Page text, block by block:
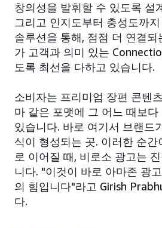
창의성을 발휘할 수 있도록 설
그리고 인지도부터 충성도까
솔루션을 통해, 점점 더 연결되
가 고객과 의미 있는
도록 최선을 다하고 있습니다.
소비자는 프리미엄 장편 콘텐
마 같은 포맷에 그 어느 때보다
있습니다. 바로 여기서 브랜드
식이 형성되는 곳. 이러한 순간
로 이어질 때, 비로소 광고는
니다. "이것이 바로 아마존 광
의 힘입니다"라고 Girish
다.